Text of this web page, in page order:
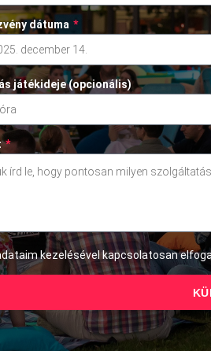
dátuma *
játékideje (opcionális)
*
kezelésével kapcsolatosan